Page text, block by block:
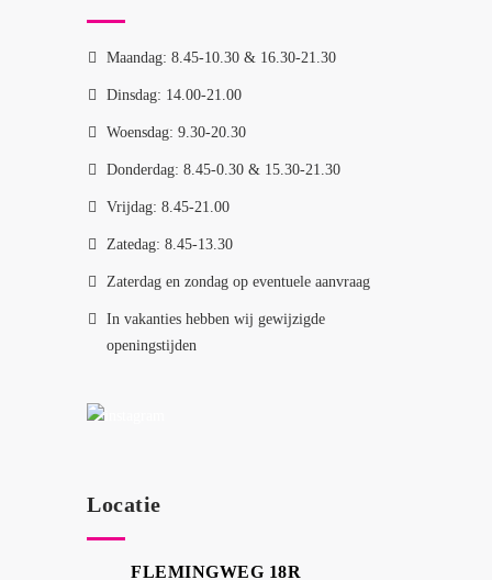
Maandag: 8.45-10.30 & 16.30-21.30
Dinsdag: 14.00-21.00
Woensdag: 9.30-20.30
Donderdag: 8.45-0.30 & 15.30-21.30
Vrijdag: 8.45-21.00
Zatedag: 8.45-13.30
Zaterdag en zondag op eventuele aanvraag
In vakanties hebben wij gewijzigde
openingstijden
Locatie
FLEMINGWEG 18R